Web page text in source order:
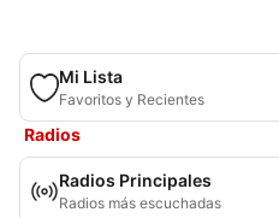
Mi Lista
Favoritos y Recientes
Radios
Radios Principales
Radios más escuchadas